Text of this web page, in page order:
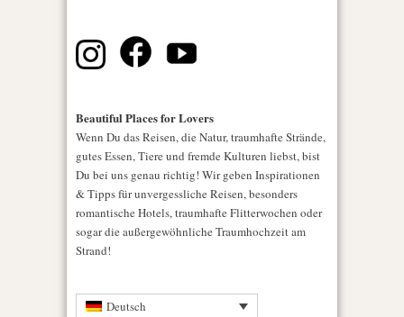
Beautiful Places for Lovers
Wenn Du das Reisen, die Natur, traumhafte Strände,
gutes Essen, Tiere und fremde Kulturen liebst, bist
Du bei uns genau richtig! Wir geben Inspirationen
& Tipps für unvergessliche Reisen, besonders
romantische Hotels, traumhafte Flitterwochen oder
sogar die außergewöhnliche Traumhochzeit am
Strand!
Deutsch